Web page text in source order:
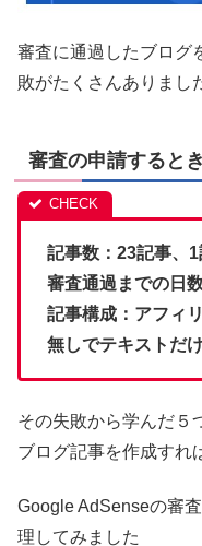
審査に通過したブログ
敗がたくさんありまし
審査の申請すると
記事数：23記事、
審査通過までの日
記事構成：アフィ
無しでテキストだ
その失敗から学んだ５
ブログ記事を作成すれ
Google AdSenseの審
理してみました